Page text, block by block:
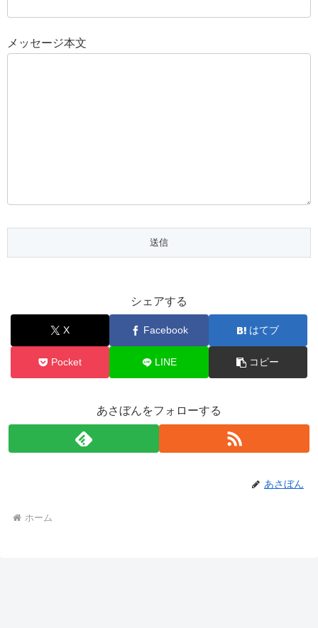
メッセージ本文
シェアする
X Facebook はてブ
Pocket LINE コピー
あさぼんをフォローする
あさぼん
ホーム